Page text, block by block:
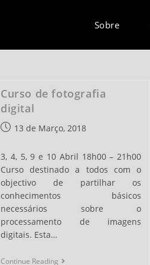
Sobre
Curso de fotografia
digital
Post13 de Março, 2018
3, 4, 5, 9 e 10 Abril 18h00 – 21h00
Curso destinado a todos com o
objectivo de partilhar os
conhecimentos básicos
necessários sobre o
processamento de imagens
digitais. Esta…
Continue Reading Curso